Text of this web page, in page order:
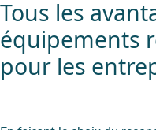
Tous les
équipements
pour les